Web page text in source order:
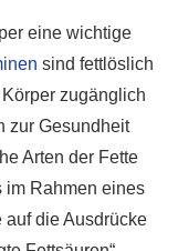
eine wichtige
sind fettlöslich
zugänglich
zur Gesundheit
Arten der Fette
im Rahmen eines
auf die Ausdrücke